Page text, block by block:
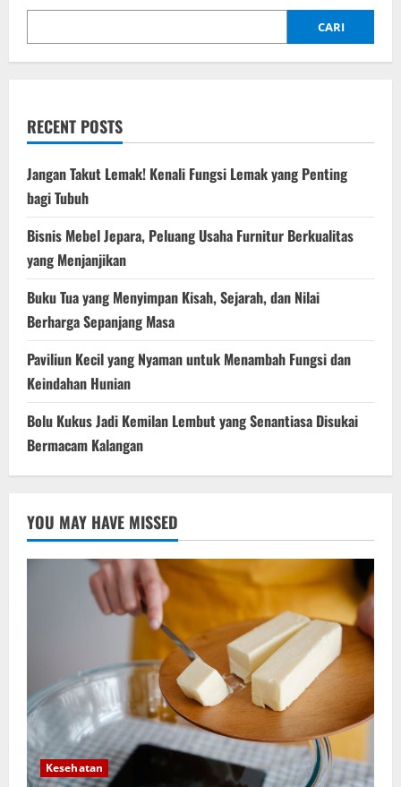
Air
Ibu
Bayi
CARI
RECENT POSTS
Jangan Takut Lemak! Kenali Fungsi Lemak yang Penting
bagi Tubuh
Bisnis Mebel Jepara, Peluang Usaha Furnitur Berkualitas
yang Menjanjikan
Buku Tua yang Menyimpan Kisah, Sejarah, dan Nilai
Berharga Sepanjang Masa
Paviliun Kecil yang Nyaman untuk Menambah Fungsi dan
Keindahan Hunian
Bolu Kukus Jadi Kemilan Lembut yang Senantiasa Disukai
Bermacam Kalangan
YOU MAY HAVE MISSED
Kesehatan